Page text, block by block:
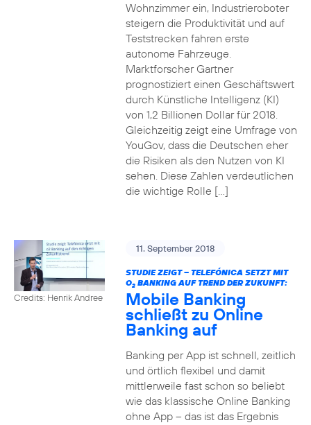
Wohnzimmer ein, Industrieroboter
steigern die Produktivität und auf
Teststrecken fahren erste
autonome Fahrzeuge.
Marktforscher Gartner
prognostiziert einen Geschäftswert
durch Künstliche Intelligenz (KI)
von 1,2 Billionen Dollar für 2018.
Gleichzeitig zeigt eine Umfrage von
YouGov, dass die Deutschen eher
die Risiken als den Nutzen von KI
sehen. Diese Zahlen verdeutlichen
die wichtige Rolle […]
Credits: Henrik Andree
11. September 2018
STUDIE ZEIGT – TELEFÓNICA SETZT MIT
O2BANKING AUF TREND DER ZUKUNFT:
Mobile Banking
schließt zu Online
Banking auf
Banking per App ist schnell, zeitlich
und örtlich flexibel und damit
mittlerweile fast schon so beliebt
wie das klassische Online Banking
ohne App – das ist das Ergebnis